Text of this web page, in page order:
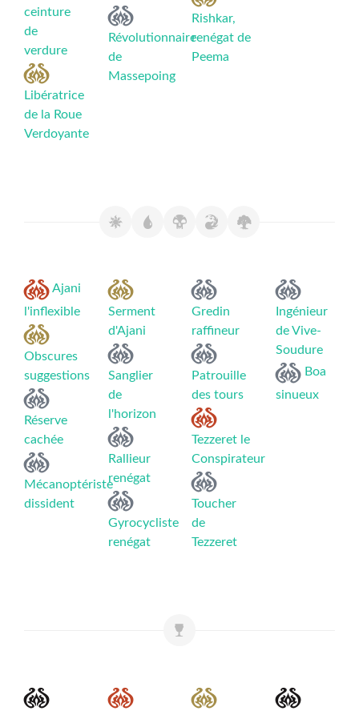
ceinture
de
verdure
Libératrice
de la Roue
Verdoyante
Révolutionnaire
de
Massepoing
Rishkar,
renégat de
Peema
Ajani
l'inflexible
Obscures
suggestions
Réserve
cachée
Mécanoptériste
dissident
Serment
d'Ajani
Sanglier
de
l'horizon
Rallieur
renégat
Gyrocycliste
renégat
Gredin
raffineur
Patrouille
des tours
Tezzeret le
Conspirateur
Toucher
de
Tezzeret
Ingénieur
de Vive-
Soudure
Boa
sinueux